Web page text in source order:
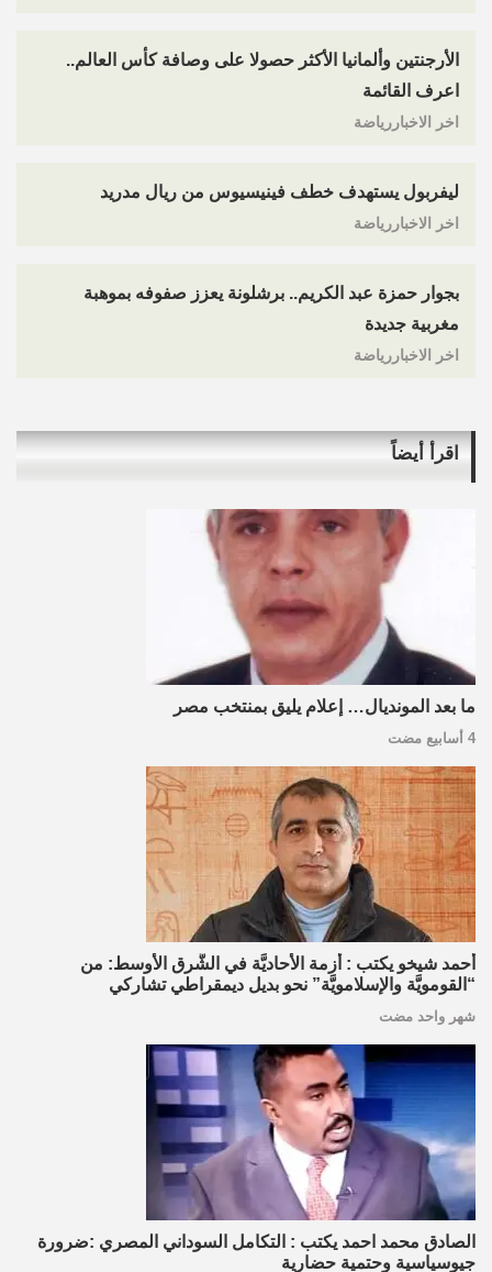
الأرجنتين وألمانيا الأكثر حصولا على وصافة كأس العالم..
اعرف القائمة
اخر الاخباررياضة
ليفربول يستهدف خطف فينيسيوس من ريال مدريد
اخر الاخباررياضة
بجوار حمزة عبد الكريم.. برشلونة يعزز صفوفه بموهبة
مغربية جديدة
اخر الاخباررياضة
اقرأ أيضاً
ما بعد المونديال… إعلام يليق بمنتخب مصر
4 أسابيع مضت
أحمد شيخو يكتب : أزمة الأحاديَّة في الشَّرق الأوسط: من
“القومويَّة والإسلامويَّة” نحو بديل ديمقراطي تشاركي
شهر واحد مضت
الصادق محمد احمد يكتب : التكامل السوداني المصري :ضرورة
جيوسياسية وحتمية حضارية